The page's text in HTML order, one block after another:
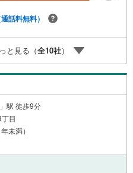
住宅「白馬の家」高気密・高断
視検査やリフォーム費用をお伝
5.お引渡し後もしっかりサポー
後のお悩みもしっかりサポート
通話料無料）
と見る（全10社）
駅 徒歩9分
目
未満）